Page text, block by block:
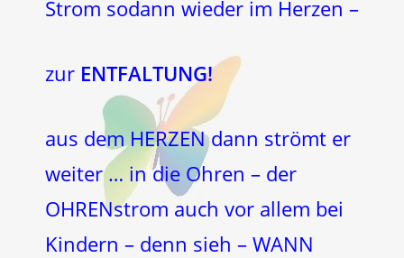
Strom sodann wieder im Herzen –
zur ENTFALTUNG!
aus dem HERZEN dann strömt er
weiter … in die Ohren – der
OHRENstrom auch vor allem bei
Kindern – denn sieh – WANN